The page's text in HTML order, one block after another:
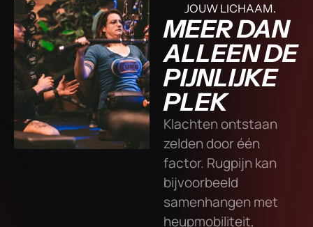
JOUW LICHAAM.
MEER DAN
ALLEEN DE
PIJNLIJKE
PLEK
Klachten ontstaan
zelden door één
factor. Rugpijn kan
bijvoorbeeld
samenhangen met
heupmobiliteit,